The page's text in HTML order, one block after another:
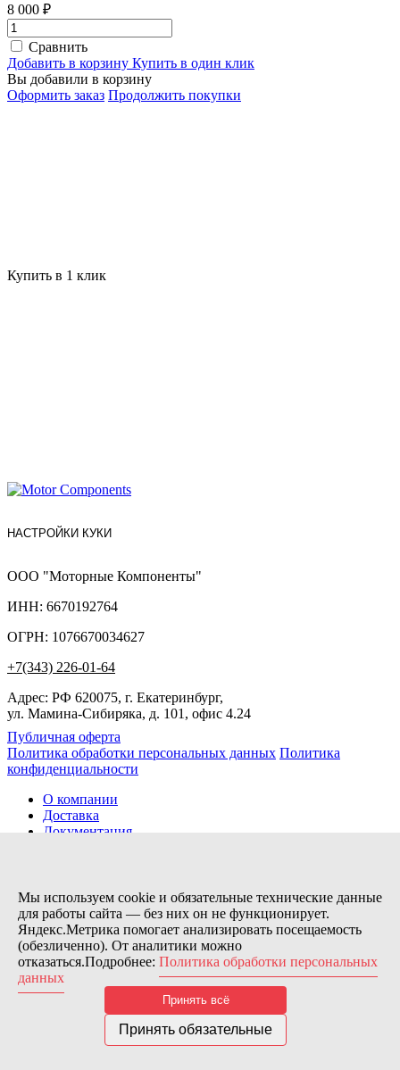
8 000 ₽
Сравнить
Добавить в корзину Купить в один клик
Вы добавили в корзину
Оформить заказ Продолжить покупки
Купить в 1 клик
НАСТРОЙКИ КУКИ
ООО "Моторные Компоненты"
ИНН: 6670192764
ОГРН: 1076670034627
+7(343) 226-01-64
Адрес: РФ 620075, г. Екатеринбург,
ул. Мамина-Сибиряка, д. 101, офис 4.24
Публичная оферта
Политика обработки персональных данных Политика
конфиденциальности
О компании
Доставка
Документация
Контакты
Заказов сегодня / Всего
13
11115
Нас можно найти тут:
© 2026 Motor Components. Все права защищены
Дизайн и разработка сайта
Nice’
В связи с возникшими затруднениями с поставками из-за
Мы используем cookie и обязательные технические данные
для работы сайта — без них он не функционирует.
Яндекс.Метрика помогает анализировать посещаемость
(обезличенно). От аналитики можно
отказаться.Подробнее: Политика обработки персональных
данных
Принять всё
Принять обязательные